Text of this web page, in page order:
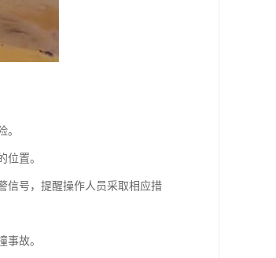
。
置。
信号，提醒操作人员采取相应措
故。